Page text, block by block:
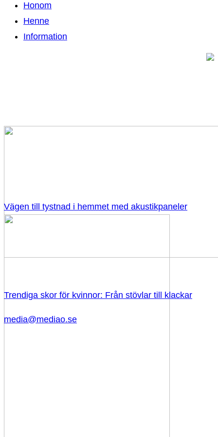
Honom
Henne
Information
Vägen till tystnad i hemmet med akustikpaneler
Trendiga skor för kvinnor: Från stövlar till klackar
media@mediao.se